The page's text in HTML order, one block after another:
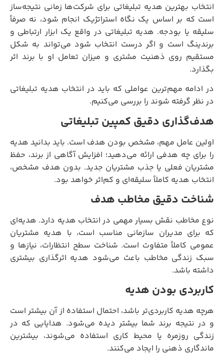
انتخاب بهترین هدیه تبلیغاتی برای شرکت‌ها زمانی نتیجه‌ساز
است که بر اساس یک نگاه استراتژیک انجام شود، نه صرفاً
سلیقه یا بودجه. هدیه تبلیغاتی در واقع یک ابزار ارتباطی و
برندینگ است و اگر درست انتخاب شود می‌تواند به شکل
مستقیم روی ذهنیت مشتری و میزان تعامل او با برند اثر
بگذارد.
در ادامه مهم‌ترین عواملی که باید در انتخاب هدیه تبلیغاتی
در نظر گرفته شوند را بررسی می‌کنیم.
هدف‌گذاری دقیق کمپین تبلیغاتی
اولین عامل مهم، مشخص بودن هدف است. باید بدانید هدیه
را برای چه هدفی ارائه می‌دهید؛ افزایش آگاهی از برند، حفظ
مشتریان فعلی یا جذب مشتریان جدید. بدون هدف مشخص،
انتخاب هدیه کاملاً سلیقه‌ای و کم‌اثر خواهد بود.
شناخت دقیق مخاطب هدف
نوع مخاطب نقش بسیار مهمی در انتخاب هدیه دارد. هدیه‌ای
که برای مدیران سازمانی مناسب است، با هدیه مشتریان
عمومی کاملاً متفاوت است. شناخت سطح انتظارات، نیازها و
سبک زندگی مخاطب باعث می‌شود هدیه اثرگذاری بیشتری
داشته باشد.
کاربردی بودن هدیه
هرچه هدیه کاربردی‌تر باشد، احتمال استفاده از آن بیشتر است
و در نتیجه برند شما بیشتر دیده می‌شود. هدایایی که در
زندگی روزمره یا محیط کاری استفاده می‌شوند، بیشترین
ماندگاری ذهنی را ایجاد می‌کنند.